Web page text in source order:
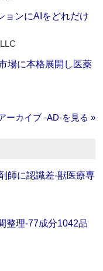
ョンにAIをどれだけ
場に本格展開し医薬
ーカイブ ‐AD‐を見る »
師に認識差‐獣医療専
整理‐77成分1042品